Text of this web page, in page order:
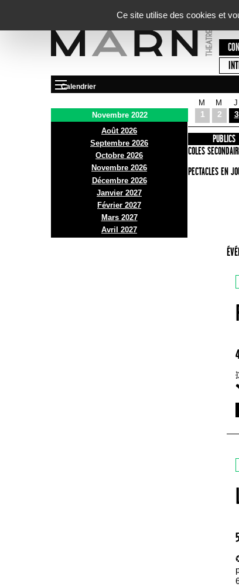
Ce site utilise des cookies et
Calendrier
Novembre 2022
Août 2026
Septembre 2026
Octobre 2026
Novembre 2026
Décembre 2026
Janvier 2027
Février 2027
Mars 2027
Avril 2027
M
1
M
2
J
3
PRÉSENTATION
INFOS PRATIQUES
ACCES
BAR ET BISTRO
BILLETTERIE
PUBLICS
ECOLES
SPECTACLES EN